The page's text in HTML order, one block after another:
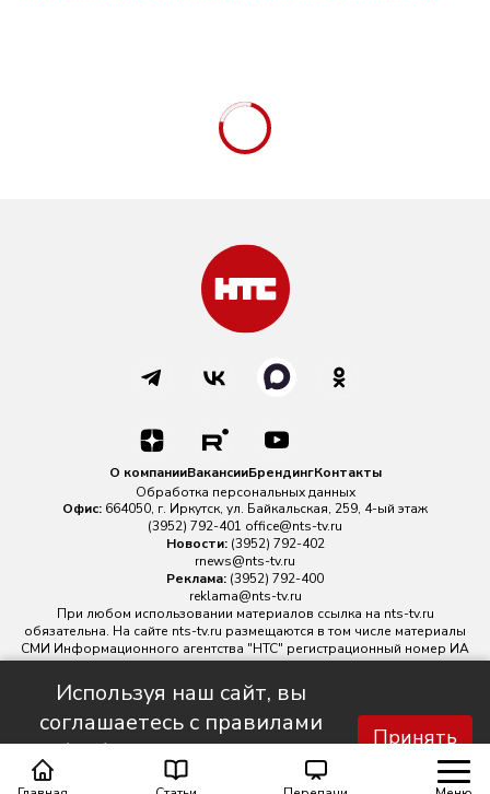
Используя наш сайт, вы
соглашаетесь с правилами
обработки персональных
данных.
Принять
О компанииВакансииБрендингКонтакты
Обработка персональных данных
Офис: 664050, г. Иркутск, ул. Байкальская, 259, 4-ый этаж
(3952) 792-401 office@nts-tv.ru
Новости: (3952) 792-402
rnews@nts-tv.ru
Реклама: (3952) 792-400
reklama@nts-tv.ru
При любом использовании материалов ссылка на nts-tv.ru
обязательна. На сайте nts-tv.ru размещаются в том числе материалы
СМИ Информационного агентства "НТС" регистрационный номер ИА
№ ФС 77 - 88763 зарегистрировано Федеральной службой по
надзору в сфере связи, информационных технологий и массовых
коммуникаций.
Главный редактор ИА "НТС" Иштулкин Евгений Александрович16+